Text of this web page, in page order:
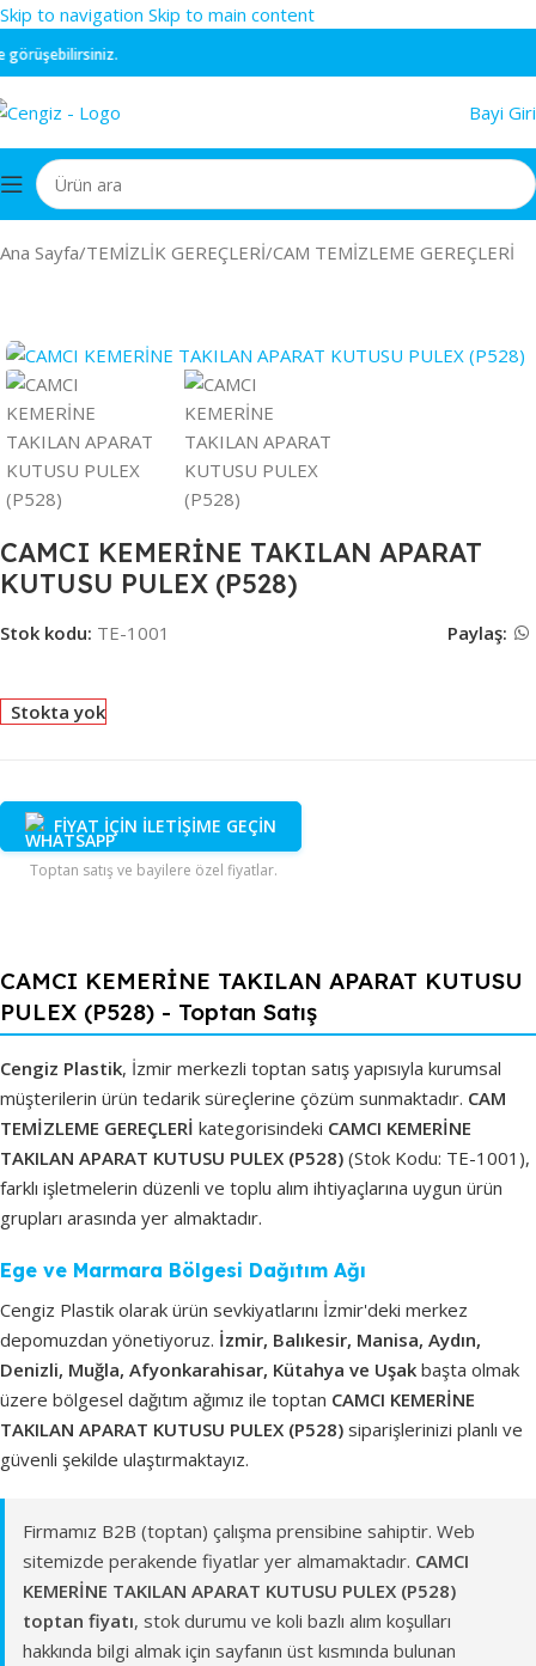
Skip to navigation Skip to main content
Bayi
Ana Sayfa/TEMİZLİK GEREÇLERİ/CAM TEMİZLEME GEREÇLERİ
CAMCI KEMERİNE TAKILAN APARAT
KUTUSU PULEX (P528)
Stok kodu: TE-1001 Paylaş:
Stokta yok
FİYAT İÇİN İLETİŞİME GEÇİN
Toptan satış ve bayilere özel fiyatlar.
CAMCI KEMERİNE TAKILAN APARAT KUTUSU
PULEX (P528) - Toptan Satış
Cengiz Plastik, İzmir merkezli toptan satış yapısıyla kurumsal
müşterilerin ürün tedarik süreçlerine çözüm sunmaktadır. CAM
TEMİZLEME GEREÇLERİ kategorisindeki CAMCI KEMERİNE
TAKILAN APARAT KUTUSU PULEX (P528) (Stok Kodu: TE-1001),
farklı işletmelerin düzenli ve toplu alım ihtiyaçlarına uygun ürün
grupları arasında yer almaktadır.
Ege ve Marmara Bölgesi Dağıtım Ağı
Cengiz Plastik olarak ürün sevkiyatlarını İzmir'deki merkez
depomuzdan yönetiyoruz. İzmir, Balıkesir, Manisa, Aydın,
Denizli, Muğla, Afyonkarahisar, Kütahya ve Uşak başta olmak
üzere bölgesel dağıtım ağımız ile toptan CAMCI KEMERİNE
TAKILAN APARAT KUTUSU PULEX (P528) siparişlerinizi planlı ve
güvenli şekilde ulaştırmaktayız.
Firmamız B2B (toptan) çalışma prensibine sahiptir. Web
sitemizde perakende fiyatlar yer almamaktadır. CAMCI
KEMERİNE TAKILAN APARAT KUTUSU PULEX (P528)
toptan fiyatı, stok durumu ve koli bazlı alım koşulları
hakkında bilgi almak için sayfanın üst kısmında bulunan